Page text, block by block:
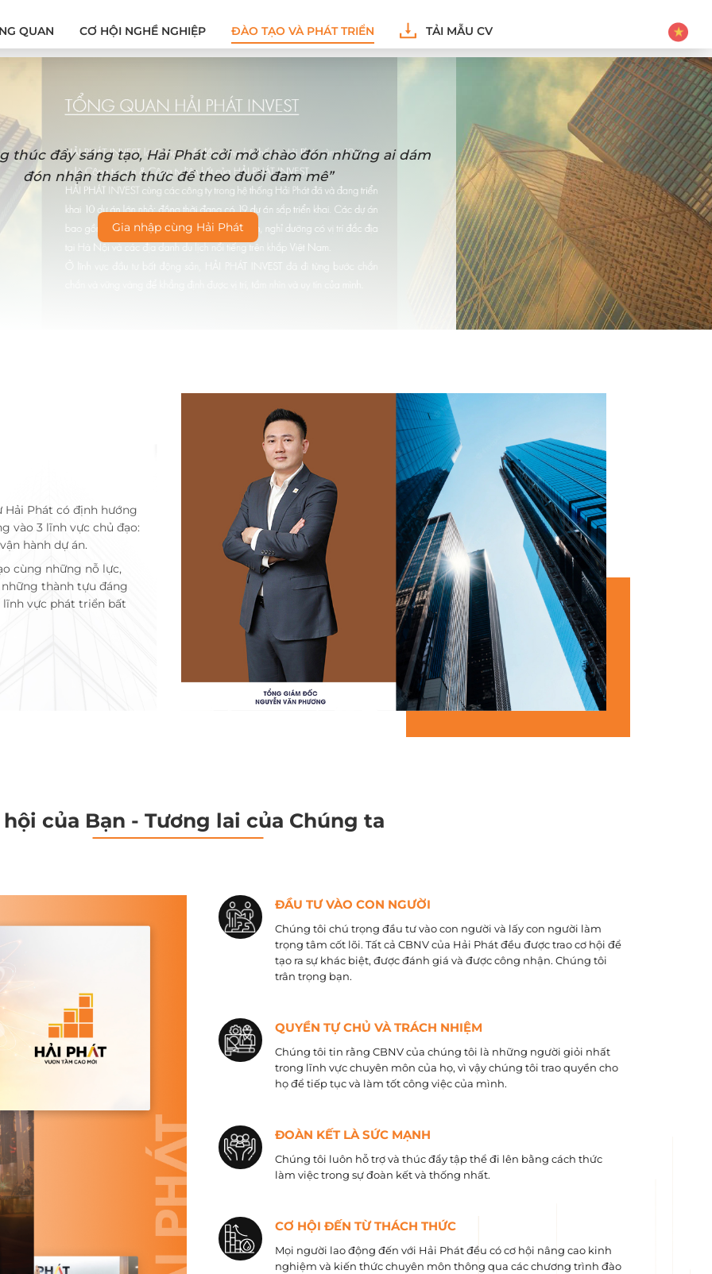
QUAN CƠ HỘI NGHỀ NGHIỆP ĐÀO TẠO VÀ PHÁT TRIỂN TẢI MẪU CV
thúc đẩy sáng tạo, Hải Phát cởi mở chào đón những ai dám
đón nhận thách thức để theo đuổi đam mê”
Gia nhập cùng Hải Phát
Hải Phát có định hướng
vào 3 lĩnh vực chủ đạo:
hành dự án.
cùng những nỗ lực,
những thành tựu đáng
vực phát triển bất
hội của Bạn - Tương lai của Chúng ta
ĐẦU TƯ VÀO CON NGƯỜI
Chúng tôi chú trọng đầu tư vào con người và lấy con người làm
trọng tâm cốt lõi. Tất cả CBNV của Hải Phát đều được trao cơ hội để
tạo ra sự khác biệt, được đánh giá và được công nhận. Chúng tôi
trân trọng bạn.
QUYỀN TỰ CHỦ VÀ TRÁCH NHIỆM
Chúng tôi tin rằng CBNV của chúng tôi là những người giỏi nhất
trong lĩnh vực chuyên môn của họ, vì vậy chúng tôi trao quyền cho
họ để tiếp tục và làm tốt công việc của mình.
ĐOÀN KẾT LÀ SỨC MẠNH
Chúng tôi luôn hỗ trợ và thúc đẩy tập thể đi lên bằng cách thức
làm việc trong sự đoàn kết và thống nhất.
CƠ HỘI ĐẾN TỪ THÁCH THỨC
Mọi người lao động đến với Hải Phát đều có cơ hội nâng cao kinh
nghiệm và kiến ​​thức chuyên môn thông qua các chương trình đào